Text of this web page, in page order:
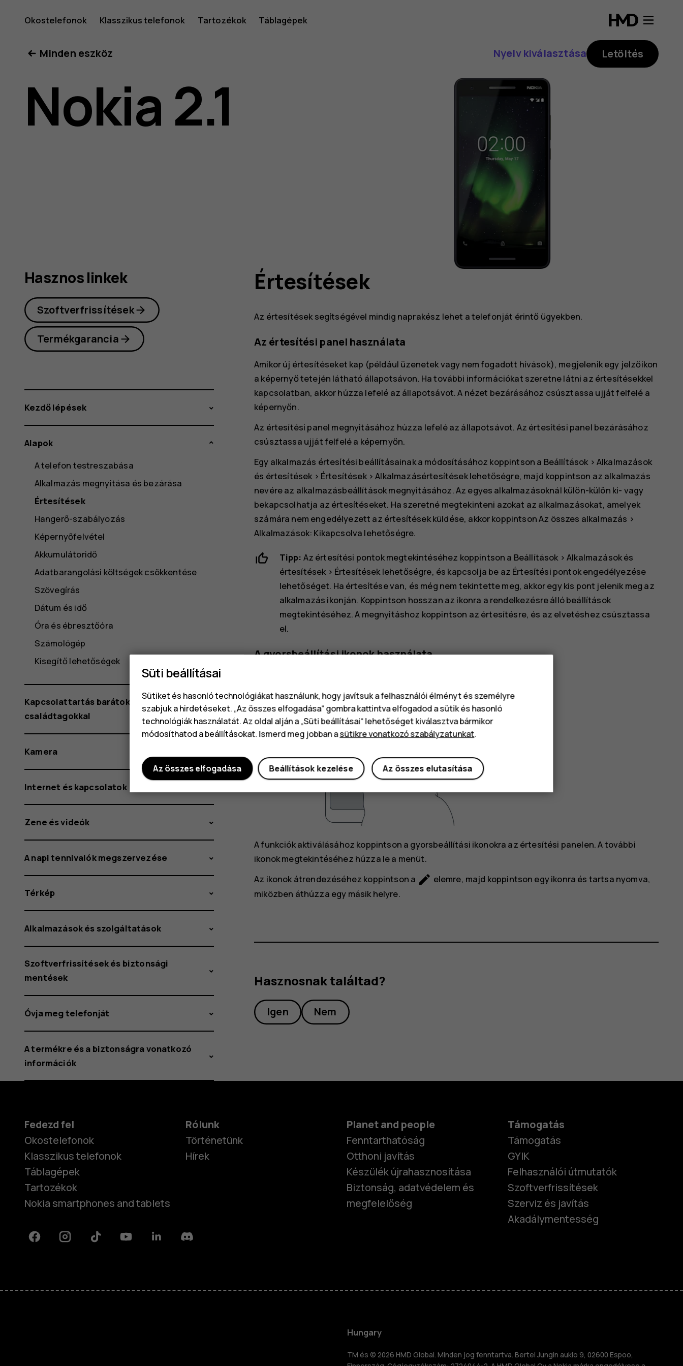
Nokia
2.1
felhasználói
Okostelefonok Klasszikus telefonok Tartozékok Táblagépek
Okostelefonok
Klasszikus telefonok
Minden eszköz Nyelv kiválasztása Letöltés
Nokia 2.1
Értesítések
Az értesítések segítségével mindig naprakész lehet a telefonját érintő ügyekben.
Az értesítési panel használata
Amikor új értesítéseket kap (például üzenetek vagy nem fogadott hívások), megjelenik egy jelzőikon
a képernyő tetején látható állapotsávon. Ha további információkat szeretne látni az értesítésekkel
kapcsolatban, akkor húzza lefelé az állapotsávot. A nézet bezárásához csúsztassa ujját felfelé a
képernyőn.
Az értesítési panel megnyitásához húzza lefelé az állapotsávot. Az értesítési panel bezárásához
csúsztassa ujját felfelé a képernyőn.
Egy alkalmazás értesítési beállításainak a módosításához koppintson a Beállítások> Alkalmazások
és értesítések> Értesítések>Alkalmazásértesítéseklehetőségre, majd koppintson az alkalmazás
nevére az alkalmazásbeállítások megnyitásához. Az egyes alkalmazásoknál külön-külön ki- vagy
bekapcsolhatja az értesítéseket. Ha szeretné megtekinteni azokat az alkalmazásokat, amelyek
számára nem engedélyezett az értesítések küldése, akkor koppintsonAz összes alkalmazás >
Alkalmazások: Kikapcsolva lehetőségre.
Tipp: Az értesítési pontok megtekintéséhez koppintson a Beállítások>Alkalmazások és
értesítések> Értesítéseklehetőségre, és kapcsolja be az Értesítési pontok engedélyezése
lehetőséget. Ha értesítése van, és még nem tekintette meg, akkor egy kis pont jelenik meg az
alkalmazás ikonján. Koppintson hosszan az ikonra a rendelkezésre álló beállítások
megtekintéséhez. A megnyitáshoz koppintson az értesítésre, és az elvetéshez csúsztassa
el.
A gyorsbeállítási ikonok használata
A funkciók aktiválásához koppintson a gyorsbeállítási ikonokra az értesítési panelen. A további
ikonok megtekintéséhez húzza le a menüt.
Az ikonok átrendezéséhez koppintson a mode_edit elemre, majd koppintson egy ikonra és tartsa nyomva,
miközben áthúzza egy másik helyre.
Hasznosnak találtad?
Igen Nem
Hasznos linkek
Szoftverfrissítések
Termékgarancia
Kezdő lépések
Alapok
A telefon testreszabása
Alkalmazás megnyitása és bezárása
Értesítések
Hangerő-szabályozás
Képernyőfelvétel
Akkumulátoridő
Adatbarangolási költségek csökkentése
Szövegírás
Dátum és idő
Óra és ébresztőóra
Számológép
Kisegítő lehetőségek
Kapcsolattartás barátokkal és
családtagokkal
Kamera
Internet és kapcsolatok
Zene és videók
A napi tennivalók megszervezése
Térkép
Alkalmazások és szolgáltatások
Szoftverfrissítések és biztonsági
mentések
Óvja meg telefonját
A termékre és a biztonságra vonatkozó
információk
Fedezd fel
Okostelefonok
Klasszikus telefonok
Táblagépek
Tartozékok
Nokia smartphones and tablets
Rólunk
Történetünk
Hírek
Planet and people
Fenntarthatóság
Otthoni javítás
Készülék újrahasznosítása
Biztonság, adatvédelem és
megfelelőség
Támogatás
Támogatás
GYIK
Felhasználói útmutatók
Szoftverfrissítések
Szerviz és javítás
Akadálymentesség
FacebookInstagramTiktok YoutubeLinkedinDiscord
Hungary
TM és © 2026 HMD Global. Minden jog fenntartva. Bertel Jungin aukio 9, 02600 Espoo,
Süti beállításai
Sütiket és hasonló technológiákat használunk, hogy javítsuk a felhasználói élményt és személyre
szabjuk a hirdetéseket. „Az összes elfogadása“ gombra kattintva elfogadod a sütik és hasonló
technológiák használatát. Az oldal alján a „Süti beállításai“ lehetőséget kiválasztva bármikor
módosíthatod a beállításokat. Ismerd meg jobban asütikre vonatkozó szabályzatunkat.
Az összes elutasítása
Beállítások kezelése
Az összes elfogadása